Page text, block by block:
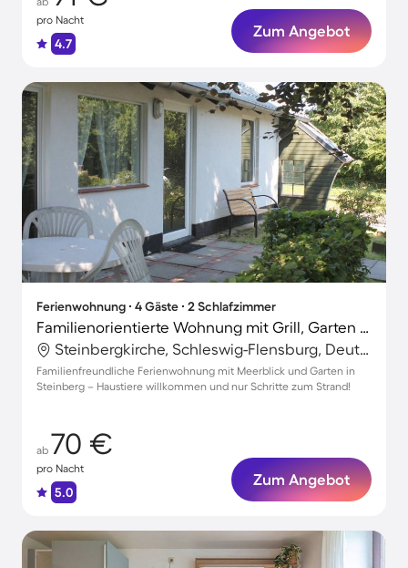
pro Nacht
4.7
Zum Angebot
Ferienwohnung ∙ 4 Gäste ∙ 2 Schlafzimmer
Familienorientierte Wohnung mit Grill, Garten und Terrasse | Wasserblick | Haustierfreundlich
Steinbergkirche, Schleswig-Flensburg, Deutschland
Familienfreundliche Ferienwohnung mit Meerblick und Garten in
Steinberg – Haustiere willkommen und nur Schritte zum Strand!
ab 70 €
pro Nacht
5.0
Zum Angebot